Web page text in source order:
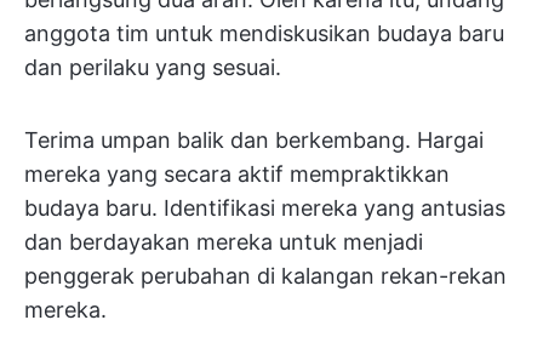
anggota tim untuk mendiskusikan budaya baru
dan perilaku yang sesuai.
Terima umpan balik dan berkembang. Hargai
mereka yang secara aktif mempraktikkan
budaya baru. Identifikasi mereka yang antusias
dan berdayakan mereka untuk menjadi
penggerak perubahan di kalangan rekan-rekan
mereka.